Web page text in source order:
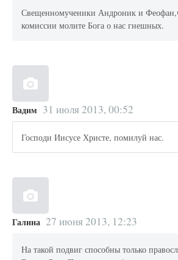
Свещенномученики Андроник и
комиссии молите Бога о нас гнешных.
Вадим 31 июля 2013, 00:52
Господи Иисусе Христе, помилуй нас.
Галина 27 июня 2013, 12:23
На такой подвиг способны только